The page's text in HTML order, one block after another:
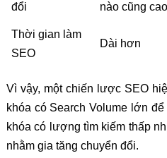
đổi
nào cũng cao
Thời gian làm
SEO
Dài hơn
Vì vậy, một chiến lược SEO
khóa có Search Volume lớn
khóa có lượng tìm kiếm thấp
nhằm gia tăng chuyển đổi.